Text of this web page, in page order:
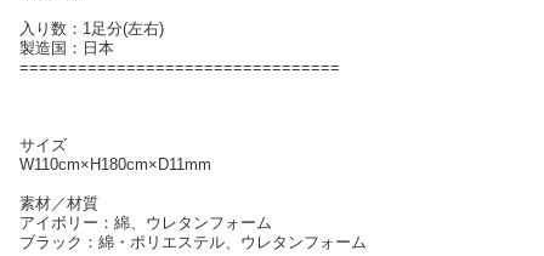
入り数：1足分(左右)
製造国：日本
=================================
サイズ
W110cm×H180cm×D11mm
素材／材質
アイボリー：綿、ウレタンフォーム
ブラック：綿・ポリエステル、ウレタンフォーム